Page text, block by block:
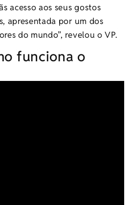
acesso aos seus gostos
apresentada por um dos
do mundo”, revelou o VP.
funciona o